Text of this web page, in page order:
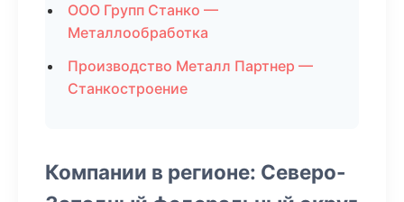
ООО Групп Станко —
Металлообработка
Производство Металл Партнер —
Станкостроение
Компании в регионе: Северо-